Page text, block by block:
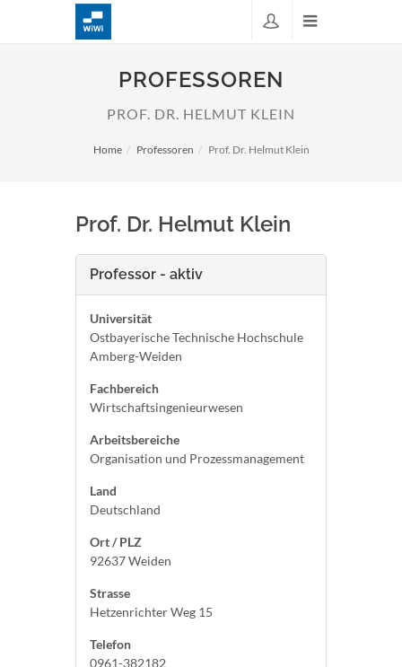
PROFESSOREN
PROF. DR. HELMUT KLEIN
Home Professoren Prof. Dr. Helmut Klein
Prof. Dr. Helmut Klein
Professor - aktiv
Universität
Ostbayerische Technische Hochschule
Amberg-Weiden
Fachbereich
Wirtschaftsingenieurwesen
Arbeitsbereiche
Organisation und Prozessmanagement
Land
Deutschland
Ort / PLZ
92637 Weiden
Strasse
Hetzenrichter Weg 15
Telefon
0961-382182